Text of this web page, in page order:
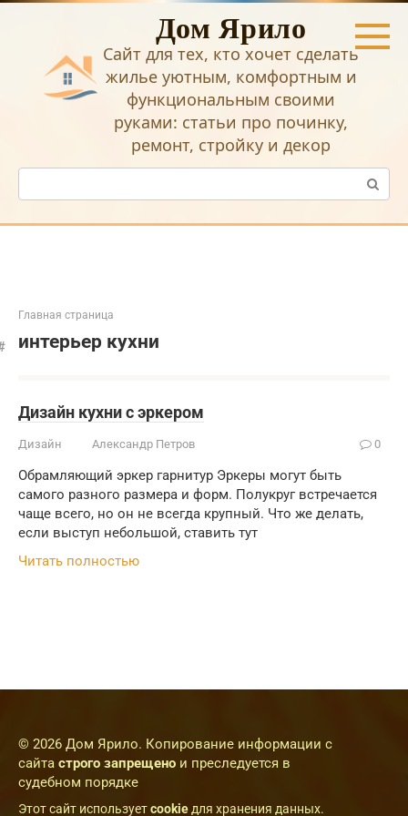
Перейти
Дом Ярило
Сайт для тех, кто хочет сделать
жилье уютным, комфортным и
функциональным своими
руками: статьи про починку,
ремонт, стройку и декор
Поиск:
Главная страница
интерьер кухни
Дизайн кухни с эркером
Дизайн Александр Петров 0
Обрамляющий эркер гарнитур Эркеры могут быть
самого разного размера и форм. Полукруг встречается
чаще всего, но он не всегда крупный. Что же делать,
если выступ небольшой, ставить тут
Читать полностью
© 2026 Дом Ярило. Копирование информации с
сайта строго запрещено и преследуется в
судебном порядке
Этот сайт используетcookie для хранения данных.